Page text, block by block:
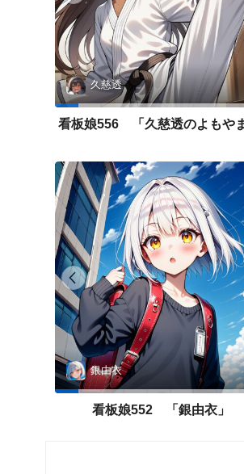
久慈透
銀由衣
看板娘552 「銀由衣」